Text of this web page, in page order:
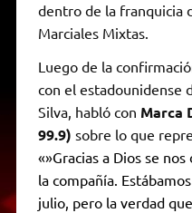
dentro de la franquicia
Marciales Mixtas.
Luego de la
con el estadounidense
Silva, habló con Marca
99.9) sobre lo que
«»Gracias a Dios se
la compañía.
julio, pero la verdad